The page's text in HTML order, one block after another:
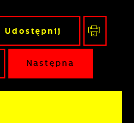
Udostępnij
Następna